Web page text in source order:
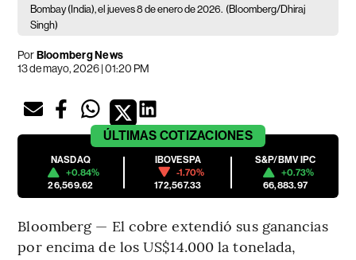
Bombay (India), el jueves 8 de enero de 2026. (Bloomberg/Dhiraj
Singh)
PorBloomberg News
13 de mayo, 2026 | 01:20 PM
ÚLTIMAS COTIZACIONES
NASDAQ
+0.84%
26,569.62
IBOVESPA
-1.70%
172,567.33
S&P/BMV IPC
+0.73%
66,883.97
Bloomberg — El cobre extendió sus ganancias
por encima de los US$14.000 la tonelada,